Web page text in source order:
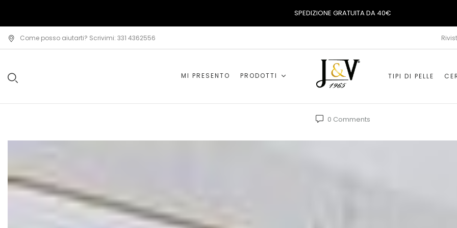
SPEDIZIONE GRATUITA DA 40€
Come posso aiutarti? Scrivimi: 331 4362556
MI PRESENTO PRODOTTI TIPI DI PELLE
0 Comments